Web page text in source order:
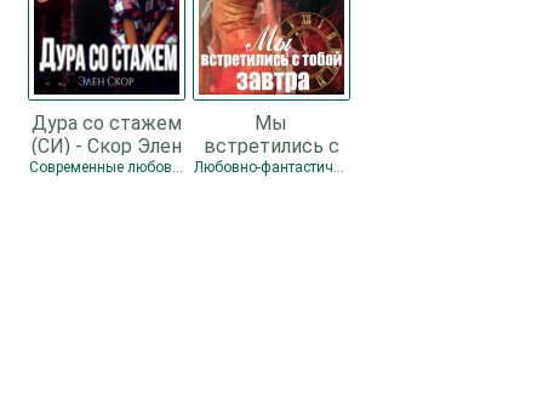
Дура со стажем
(СИ) - Скор Элен
Современные любовные романы
Мы
встретились с
тобой завтраЛюбовно-фантастические романы